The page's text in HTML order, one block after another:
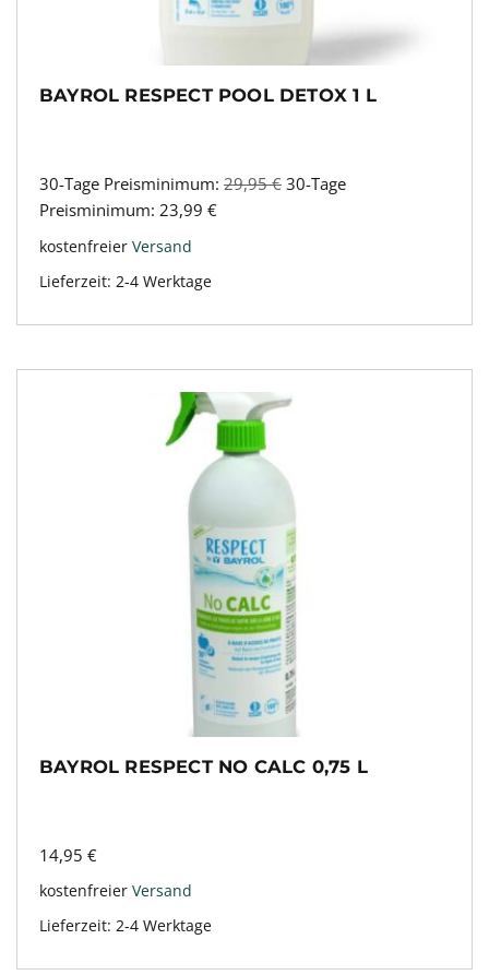
BAYROL RESPECT POOL DETOX 1 L
30-Tage Preisminimum: 29,95€ 30-Tage
Preisminimum: 23,99 €
kostenfreier Versand
Lieferzeit: 2-4 Werktage
BAYROL RESPECT NO CALC 0,75 L
14,95 €
kostenfreier Versand
Lieferzeit: 2-4 Werktage